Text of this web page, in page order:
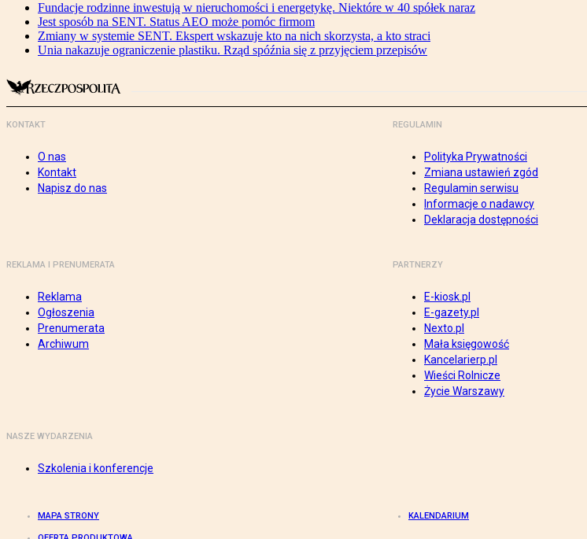
Fundacje rodzinne inwestują w nieruchomości i energetykę. Niektóre w 40 spółek naraz
Jest sposób na SENT. Status AEO może pomóc firmom
Zmiany w systemie SENT. Ekspert wskazuje kto na nich skorzysta, a kto straci
Unia nakazuje ograniczenie plastiku. Rząd spóźnia się z przyjęciem przepisów
KONTAKT
O nas
Kontakt
Napisz do nas
REGULAMIN
Polityka Prywatności
Zmiana ustawień zgód
Regulamin serwisu
Informacje o nadawcy
Deklaracja dostępności
REKLAMA I PRENUMERATA
Reklama
Ogłoszenia
Prenumerata
Archiwum
PARTNERZY
E-kiosk.pl
E-gazety.pl
Nexto.pl
Mała księgowość
Kancelarierp.pl
Wieści Rolnicze
Życie Warszawy
NASZE WYDARZENIA
Szkolenia i konferencje
MAPA STRONY KALENDARIUM